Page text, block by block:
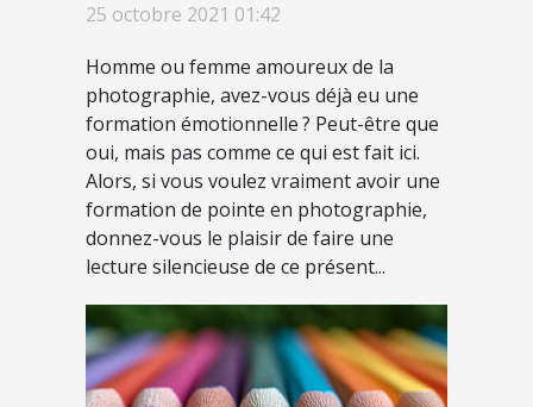
25 octobre 2021 01:42
Homme ou femme amoureux de la
photographie, avez-vous déjà eu une
formation émotionnelle ? Peut-être que
oui, mais pas comme ce qui est fait ici.
Alors, si vous voulez vraiment avoir une
formation de pointe en photographie,
donnez-vous le plaisir de faire une
lecture silencieuse de ce présent...